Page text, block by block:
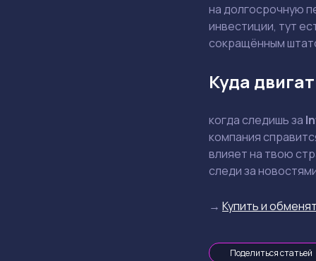
на долгосрочную
инвестиции, тут
сокращённым
Куда
когда следишь за
компания
влияет на твою
следи за
→ Купить и
Поделиться статьей